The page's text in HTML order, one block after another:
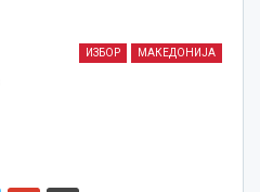
ИЗБОР МАКЕДОНИЈА